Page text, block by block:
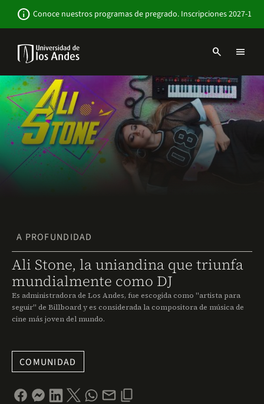
contenido
info Conoce nuestros programas de pregrado. Inscripciones 2027-1
Navbar
-
Sitio
Institucional
search menu
A PROFUNDIDAD
Ali Stone, la uniandina que triunfa
mundialmente como DJ
Es administradora de Los Andes, fue escogida como "artista para
seguir" de Billboard y es considerada la compositora de música de
cine más joven del mundo.
COMUNIDAD